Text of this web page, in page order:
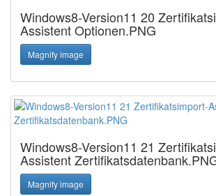
Windows8-Version11 20
Assistent Optionen.PNG
Magnify image
Windows8-Version11 21
Assistent
Magnify image